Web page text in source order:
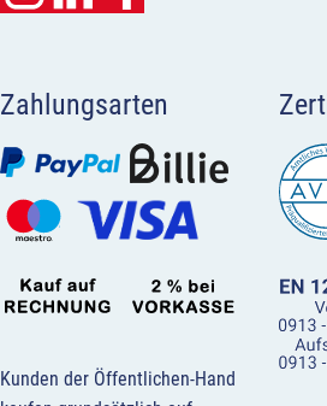
Zahlungsarten
Kunden der Öffentlichen-Hand